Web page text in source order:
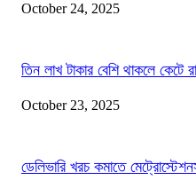
October 24, 2025
তিন লাখ টাকার বেশি থাকলে কেটে
October 23, 2025
ডেলিভারি খরচ কমাতে